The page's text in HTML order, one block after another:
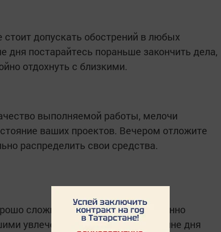
стоит допускать обострений в любых
дня постарайтесь пораньше закончить дела,
отдохнуть с близкими.
выполняемой работы, мелочи
ваших проектов. Вечером отложите
распределить свои средства.
сложится любая работа, особенно
увлечениями. Во второй половине дня